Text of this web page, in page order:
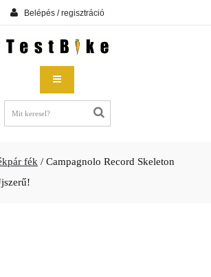
Belépés / regisztráció
fék / Campagnolo Record Skeleton